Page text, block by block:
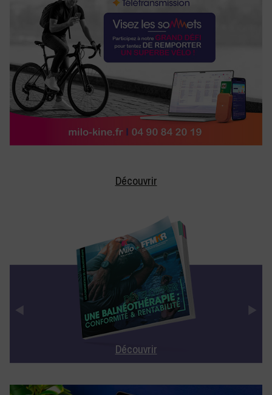
Découvrir
Découvrir